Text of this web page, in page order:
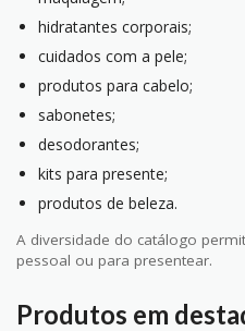
hidratantes corporais;
cuidados com a pele;
produtos para cabelo;
sabonetes;
desodorantes;
kits para presente;
produtos de beleza.
A diversidade do catálogo
pessoal ou para presentear.
Produtos em